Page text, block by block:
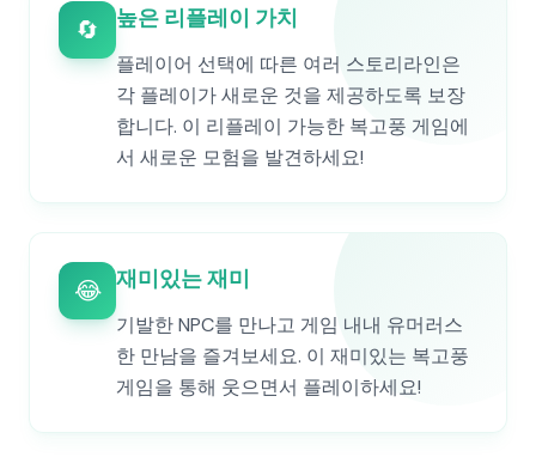
🔄 높은 리플레이 가치
플레이어 선택에 따른 여러 스토리라인은
각 플레이가 새로운 것을 제공하도록 보장
합니다. 이 리플레이 가능한 복고풍 게임에
서 새로운 모험을 발견하세요!
😂 재미있는 재미
기발한 NPC를 만나고 게임 내내 유머러스
한 만남을 즐겨보세요. 이 재미있는 복고풍
게임을 통해 웃으면서 플레이하세요!